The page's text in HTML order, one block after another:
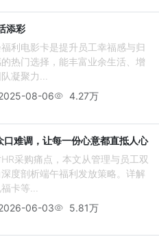
添彩
利电影卡是提升员工幸福感与归
的热门选择，能丰富业余生活、增
凝聚力...
08-06
4.27万
难调，让每一份心意都直抵人心
采购痛点，本文从管理与员工双
度剖析端午福利发放策略。详解
卡等...
06-03
5.81万